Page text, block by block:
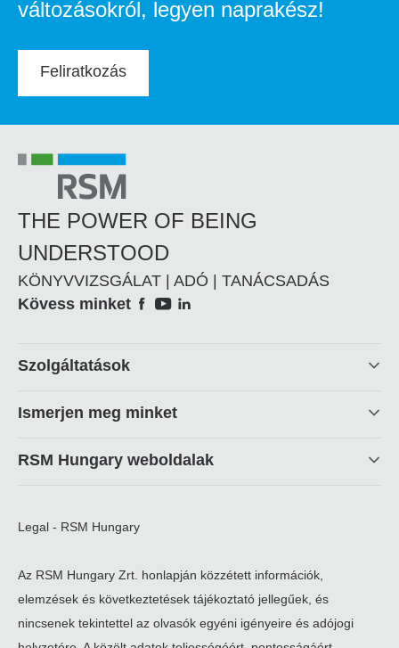
változásokról, legyen naprakész!
Feliratkozás
THE POWER OF BEING
UNDERSTOOD
KÖNYVVIZSGÁLAT | ADÓ | TANÁCSADÁS
Social
Kövess minket
Footer
Szolgáltatások
Ismerjen meg minket
RSM Hungary weboldalak
Legal - RSM Hungary
Az RSM Hungary Zrt. honlapján közzétett információk,
elemzések és következtetések tájékoztató jellegűek, és
nincsenek tekintettel az olvasók egyéni igényeire és adójogi